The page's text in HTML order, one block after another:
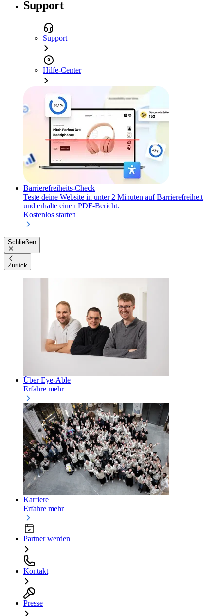
Support
Support
Hilfe-Center
Barrierefreiheits-Check
Teste deine Website in unter 2 Minuten auf Barrierefreiheit
und erhalte einen PDF-Bericht.
Kostenlos starten
Schließen
Zurück
Über Eye-Able
Erfahre mehr
Karriere
Erfahre mehr
Partner werden
Kontakt
Presse